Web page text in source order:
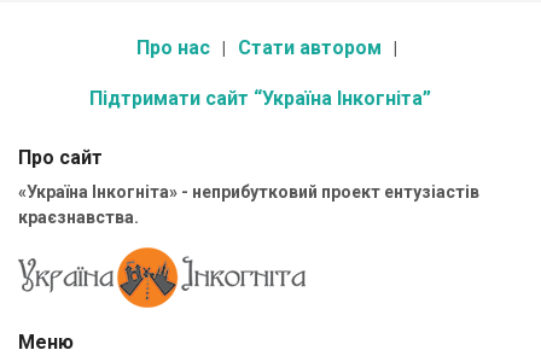
Про нас Стати автором
Підтримати сайт “Україна Інкогніта”
Про сайт
«Україна Інкогніта» - неприбутковий проект ентузіастів
краєзнавства.
Меню